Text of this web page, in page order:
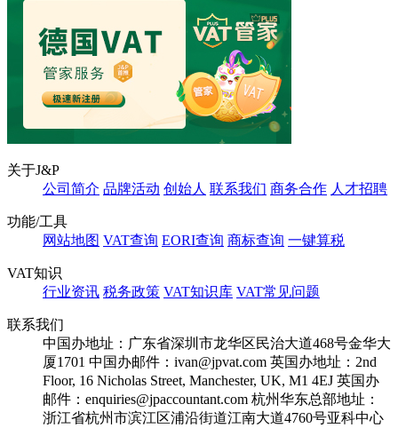
关于J&P
公司简介 品牌活动 创始人 联系我们 商务合作 人才招聘
功能/工具
网站地图 VAT查询 EORI查询 商标查询 一键算税
VAT知识
行业资讯 税务政策 VAT知识库 VAT常见问题
联系我们
中国办地址：广东省深圳市龙华区民治大道468号金华大
厦1701 中国办邮件：ivan@jpvat.com 英国办地址：2nd
Floor, 16 Nicholas Street, Manchester, UK, M1 4EJ 英国办
邮件：enquiries@jpaccountant.com 杭州华东总部地址：
浙江省杭州市滨江区浦沿街道江南大道4760号亚科中心